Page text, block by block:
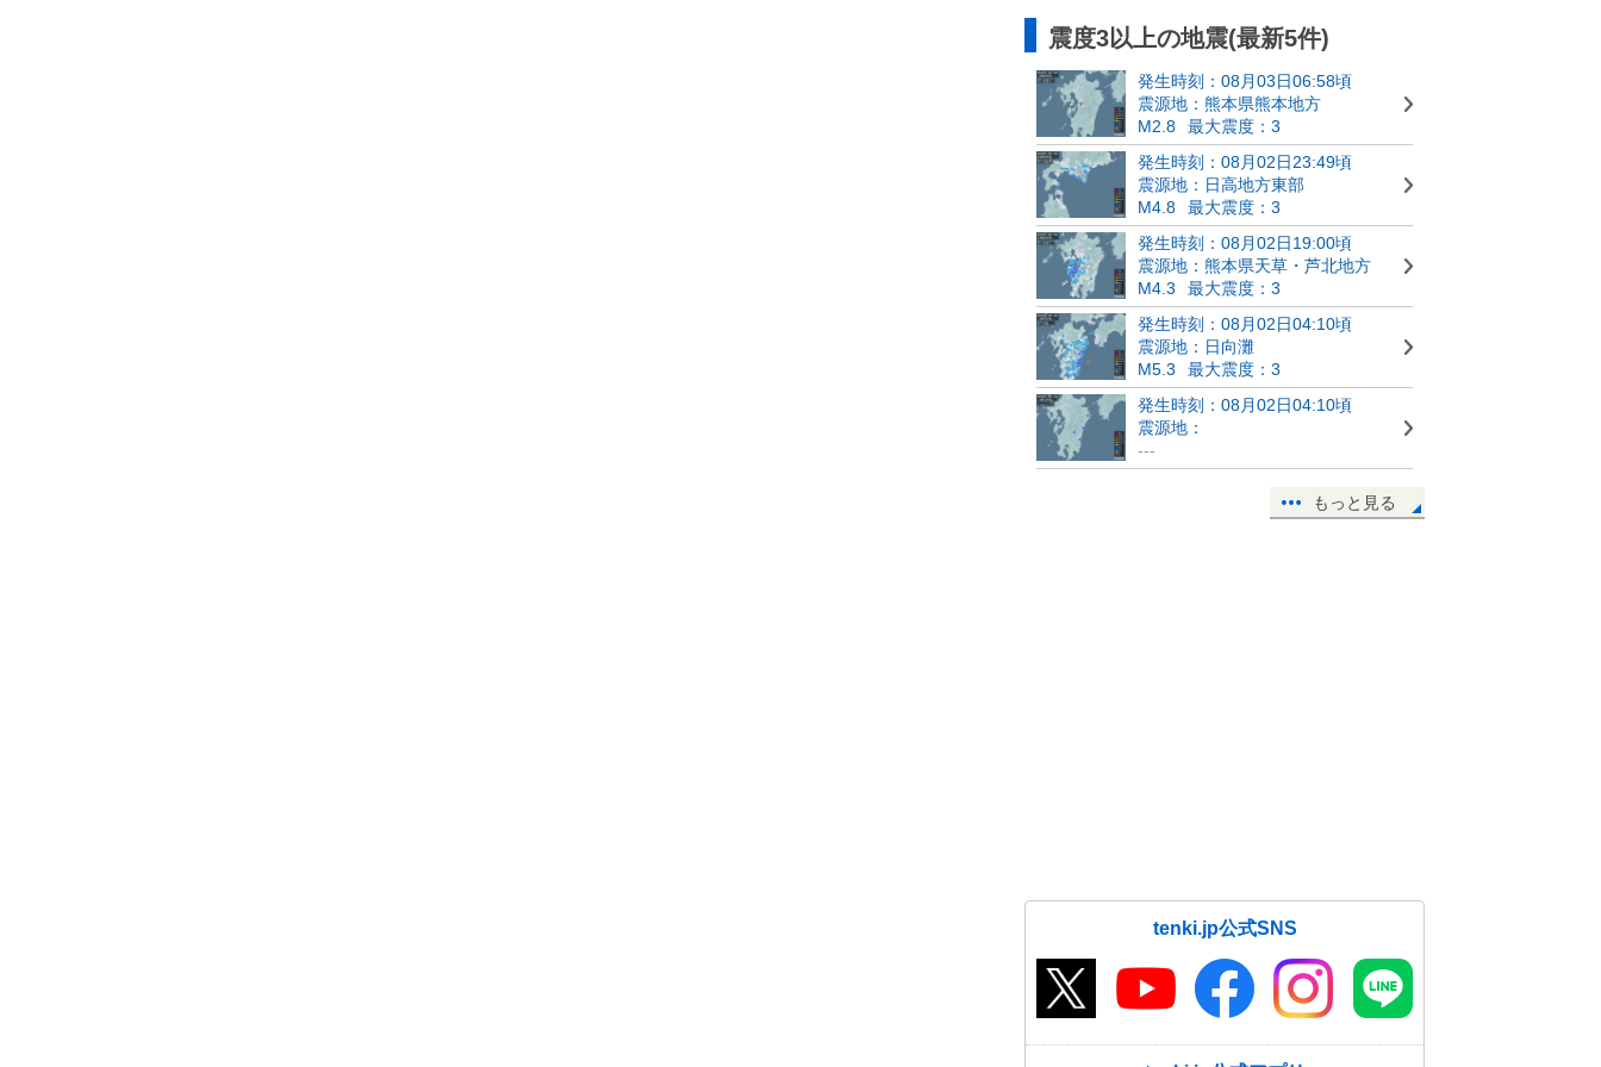
震度3以上の地震(最新5件)
発生時刻：08月03日06:58頃
震源地：熊本県熊本地方
M2.8
最大震度：3
発生時刻：08月02日23:49頃
震源地：日高地方東部
M4.8
最大震度：3
発生時刻：08月02日19:00頃
震源地：熊本県天草・芦北地方
M4.3
最大震度：3
発生時刻：08月02日04:10頃
震源地：日向灘
M5.3
最大震度：3
発生時刻：08月02日04:10頃
震源地：
---
もっと見る
tenki.jp公式SNS